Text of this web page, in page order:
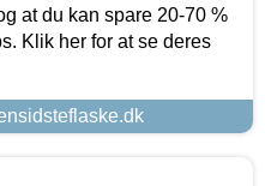
at du kan spare 20-70 %
Klik her for at se deres